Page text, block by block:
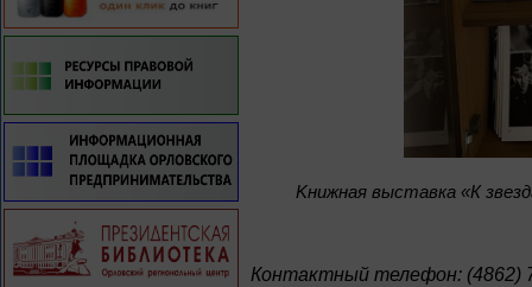
Kнижная выставка «К
Контактный телефон: (4862)